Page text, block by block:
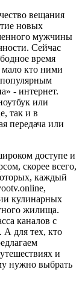
вещания
новых
мужчины
Сейчас
время
мало кто ними
популярным
- интернет.
или
так и в
передача или
доступе и
скорее всего,
каждый
кулинарных
жилища.
каналов с
для тех, кто
и
нужно выбрать